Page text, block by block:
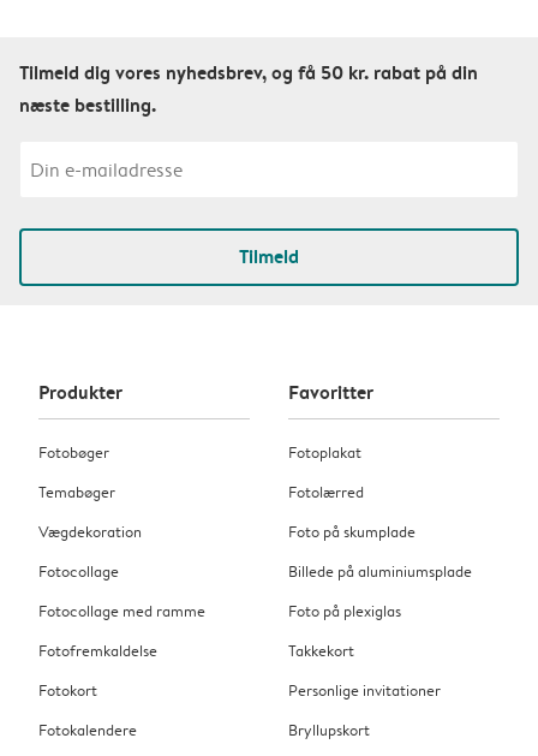
Tilmeld dig vores nyhedsbrev, og få 50 kr. rabat på din
næste bestilling.
Tilmeld
Produkter
Fotobøger
Temabøger
Vægdekoration
Fotocollage
Fotocollage med ramme
Fotofremkaldelse
Fotokort
Fotokalendere
Favoritter
Fotoplakat
Fotolærred
Foto på skumplade
Billede på aluminiumsplade
Foto på plexiglas
Takkekort
Personlige invitationer
Bryllupskort